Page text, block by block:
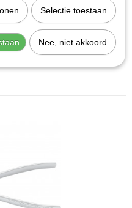
kern opgelaste punten
Selectie toestaan
Nee, niet akkoord